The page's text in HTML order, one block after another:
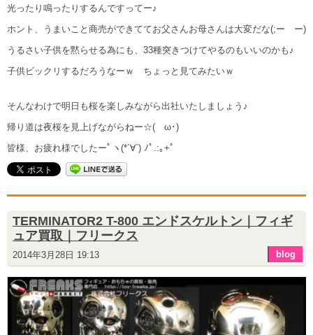
光ったり鳴ったりするんですってー♪
ホント、うまいこと商売ができててお父さんお母さんは大変だな(;ーゝー)
うるさい子供を黙らせる為にも、33種突きつけてやるのもいいのかも♪
子供ビックリするだろうなーｗ ちょっと見てみたいｗ
そんなわけで明日も桜を楽しみながら出社いたしましょう♪
帰り道は夜桜を見上げながらねー☆(ゝω･)
皆様、お疲れ様でしたーﾟヽ(*´∀`) ﾉﾟ.:｡+ﾟ
TERMINATOR2 T-800 エンドスケルトン｜フィギ
ュア買取｜フリークス
2014年3月28日 19:13 blog